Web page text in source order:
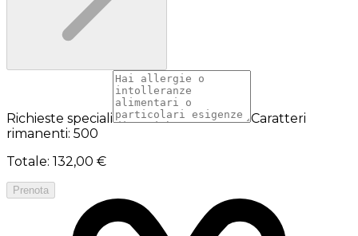
Richieste speciali
Caratteri
rimanenti: 500
Totale: 132,00 €
Prenota